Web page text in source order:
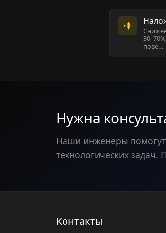
пове…
Нужна
Наши инженеры
технологических задач.
Контакты